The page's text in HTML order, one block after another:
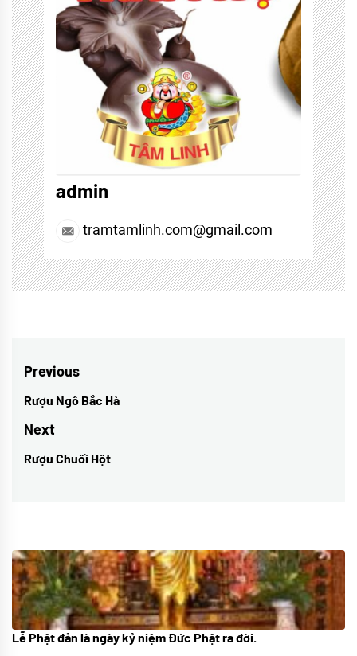
admin
tramtamlinh.com@gmail.com
Điều
hướng
bài
viết
Previous
Previous
post:
Rượu Ngô Bắc Hà
Next
Next
Rượu Chuối Hột
05/06/2024
Lễ Phật đản là ngày kỷ niệm Đức Phật ra đời.